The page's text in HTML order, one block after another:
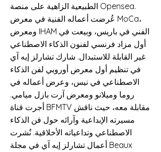
الطبيعية الزاهية على منصة Opensea.
عُرضت أعماله الفنية في معرض MoCa،
ومعرض IHAM الفني في باريس، وبيعت في
أول مزاد فرنسي لفنون الذكاء الاصطناعي
غير القابلة للاستبدال. شارك تشارلز إيه آي
في تنظيم أول معرض أوروبي لفن الذكاء
الاصطناعي في نيس، وعرض أعماله في
روما وميلانو ومعرض آرت بازل ميامي.
أجرت قناة BFMTV مقابلة معه، حيث ناقش
مسيرته الإبداعية وآرائه حول فن الذكاء
الاصطناعي وتداعياته الأخلاقية. نُشرت
أعمال تشارلز إيه آي في مجلة Beaux